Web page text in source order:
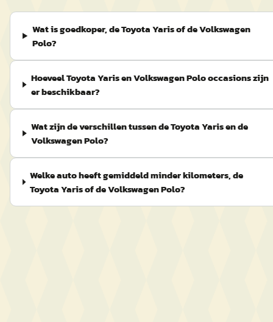
Wat is goedkoper, de Toyota Yaris of de Volkswagen
Polo?
Hoeveel Toyota Yaris en Volkswagen Polo occasions zijn
er beschikbaar?
Wat zijn de verschillen tussen de Toyota Yaris en de
Volkswagen Polo?
Welke auto heeft gemiddeld minder kilometers, de
Toyota Yaris of de Volkswagen Polo?